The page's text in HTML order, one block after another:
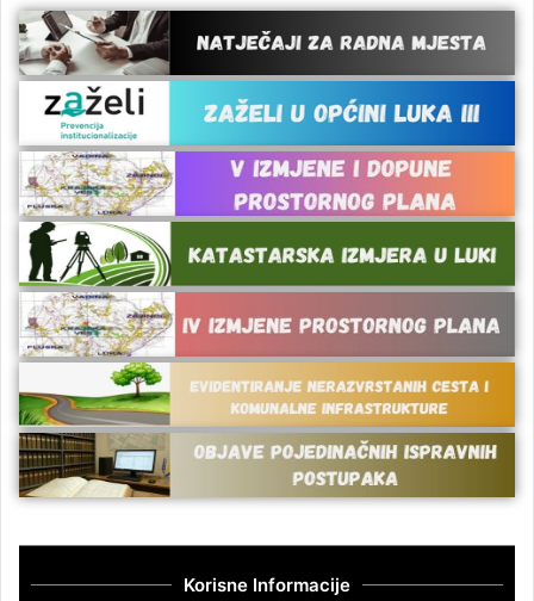
Korisne Informacije